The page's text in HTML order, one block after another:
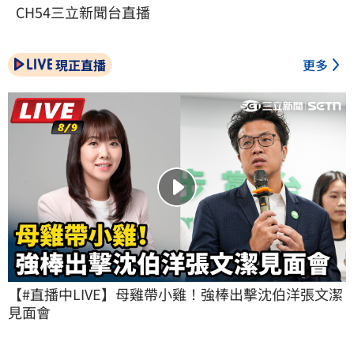
CH54三立新聞台直播
現正直播 更多
【#直播中LIVE】母雞帶小雞！強棒出擊沈伯洋張文潔
見面會